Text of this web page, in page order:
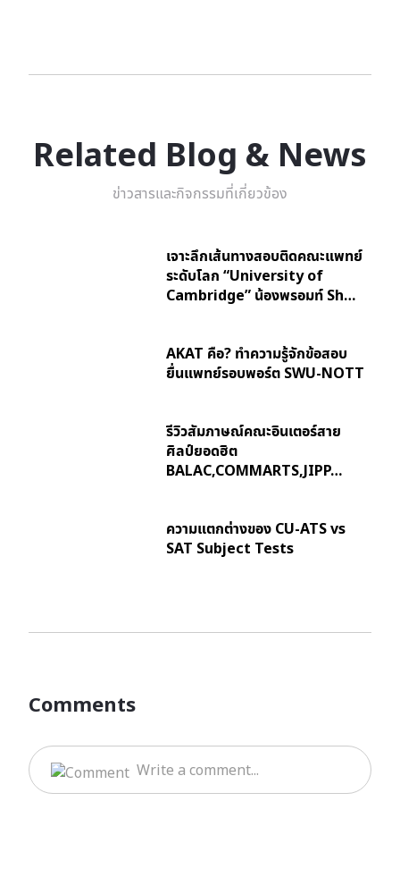
Related Blog & News
ข่าวสารและกิจกรรมที่เกี่ยวข้อง
เจาะลึกเส้นทางสอบติดคณะแพทย์
ระดับโลก “University of
Cambridge” น้องพรอมท์ Sh…
AKAT คือ? ทำความรู้จักข้อสอบ
ยื่นแพทย์รอบพอร์ต SWU-NOTT
รีวิวสัมภาษณ์คณะอินเตอร์สาย
ศิลป์ยอดฮิต
BALAC,COMMARTS,JIPP…
ความแตกต่างของ CU-ATS vs
SAT Subject Tests
Comments
Write a comment...